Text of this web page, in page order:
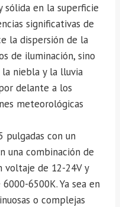
en la superficie
significativas de
la dispersión de la
de iluminación, sino
niebla y la lluvia
delante a los
meteorológicas
pulgadas con un
una combinación de
voltaje de 12-24V y
6500K. Ya sea en
o complejas